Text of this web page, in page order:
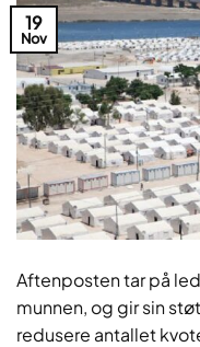
19
Nov
Aftenposten tar på
munnen, og gir sin
redusere antallet